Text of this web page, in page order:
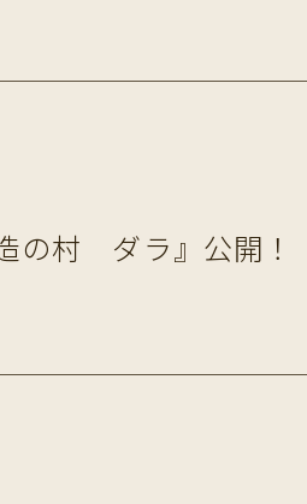
の村 ダラ』公開！